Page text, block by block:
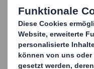
Wie genau lief das